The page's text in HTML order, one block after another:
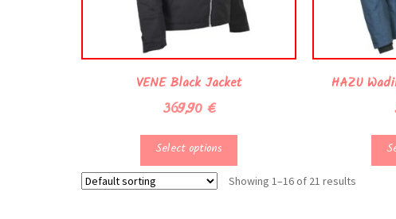
VENE Black Jacket
369,90 €
Select options
HAZU
Showing 1–16 of 21 results